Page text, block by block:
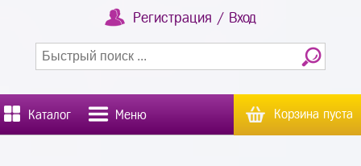
Регистрация / Вход
Каталог Меню Корзина пуста